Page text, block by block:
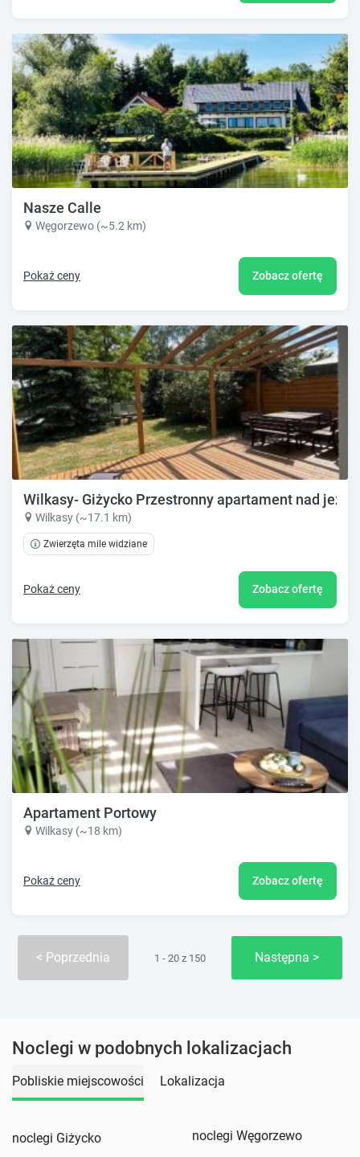
Nasze Calle
Węgorzewo (~5.2 km)
Pokaż ceny Zobacz ofertę
Wilkasy- Giżycko Przestronny apartament nad
Wilkasy (~17.1 km)
Zwierzęta mile widziane
Pokaż ceny Zobacz ofertę
Apartament Portowy
Wilkasy (~18 km)
Pokaż ceny Zobacz ofertę
Poprzednia 1 - 20 z 150 Następna
Noclegi w podobnych lokalizacjach
Pobliskie miejscowości Lokalizacja
noclegi Giżycko
noclegi Węgorzewo